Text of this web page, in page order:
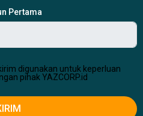
Pertama
digunakan untuk keperluan
pihak YAZCORP.id